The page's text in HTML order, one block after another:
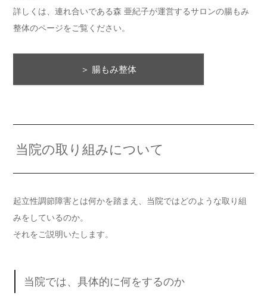
詳しくは、連れ合いである森 亜紀子が運営するサロンの腸もみ
整体のページをご覧ください。
＞ 腸もみ整体
当院の取り組みについて
起立性調節障害とは何かを踏まえ、当院ではどのような取り組
みをしているのか。
それをご説明いたします。
当院では、具体的に何をするのか